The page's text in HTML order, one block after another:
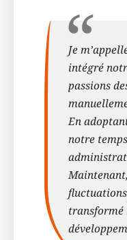
Je
intégré
passions
En
notre
transformé